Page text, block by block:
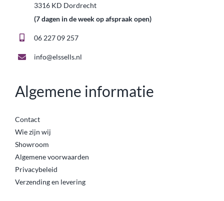
3316 KD Dordrecht
(7 dagen in de week op afspraak open)
06 227 09 257
info@elssells.nl
Algemene informatie
Contact
Wie zijn wij
Showroom
Algemene voorwaarden
Privacybeleid
Verzending en levering